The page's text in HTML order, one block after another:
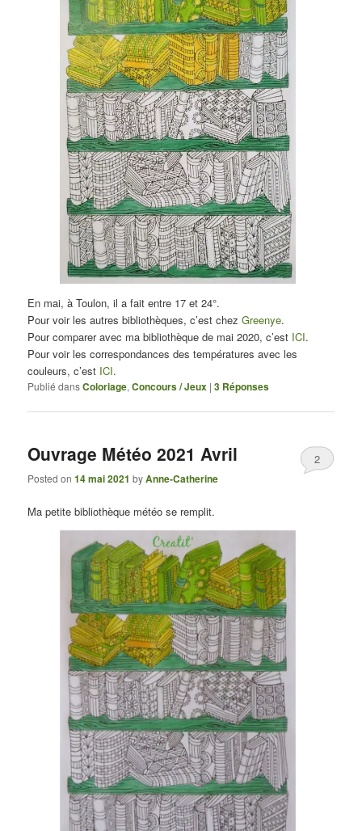
En mai, à Toulon, il a fait entre 17 et 24°.
Pour voir les autres bibliothèques, c’est chezGreenye.
Pour comparer avec ma bibliothèque de mai 2020, c’est ICI.
Pour voir les correspondances des températures avec les
couleurs, c’est ICI.
Publié dansColoriage,Concours / Jeux |3 Réponses
Ouvrage Météo 2021 Avril
Posted on14 mai 2021 byAnne-Catherine
2
Ma petite bibliothèque météo se remplit.